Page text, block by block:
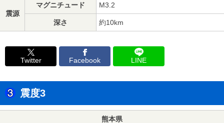
震源
マグニチュード M3.2
深さ 約10km
Twitter Facebook LINE
震度3
熊本県